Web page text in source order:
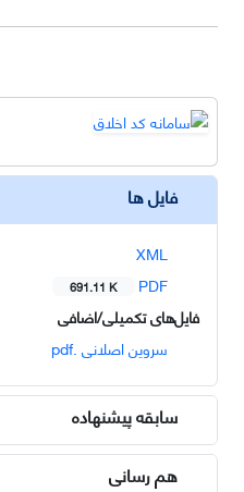
فایل ها
XML
PDF
691.11 K
فایل‌های تکمیلی/اضافی
سروین اصلانی .pdf
سابقه پیشنهاده
هم رسانی